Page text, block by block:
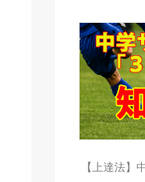
【上達法】